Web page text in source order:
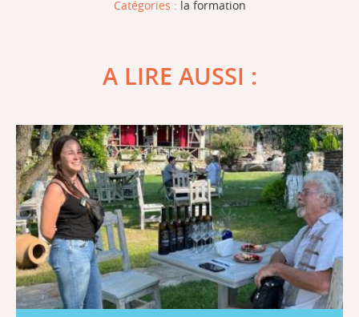
Catégories : la formation
A LIRE AUSSI :